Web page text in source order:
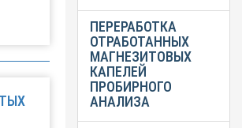
ПЕРЕРАБОТКА
ОТРАБОТАННЫХ
МАГНЕЗИТОВЫХ
КАПЕЛЕЙ
ПРОБИРНОГО
АНАЛИЗА